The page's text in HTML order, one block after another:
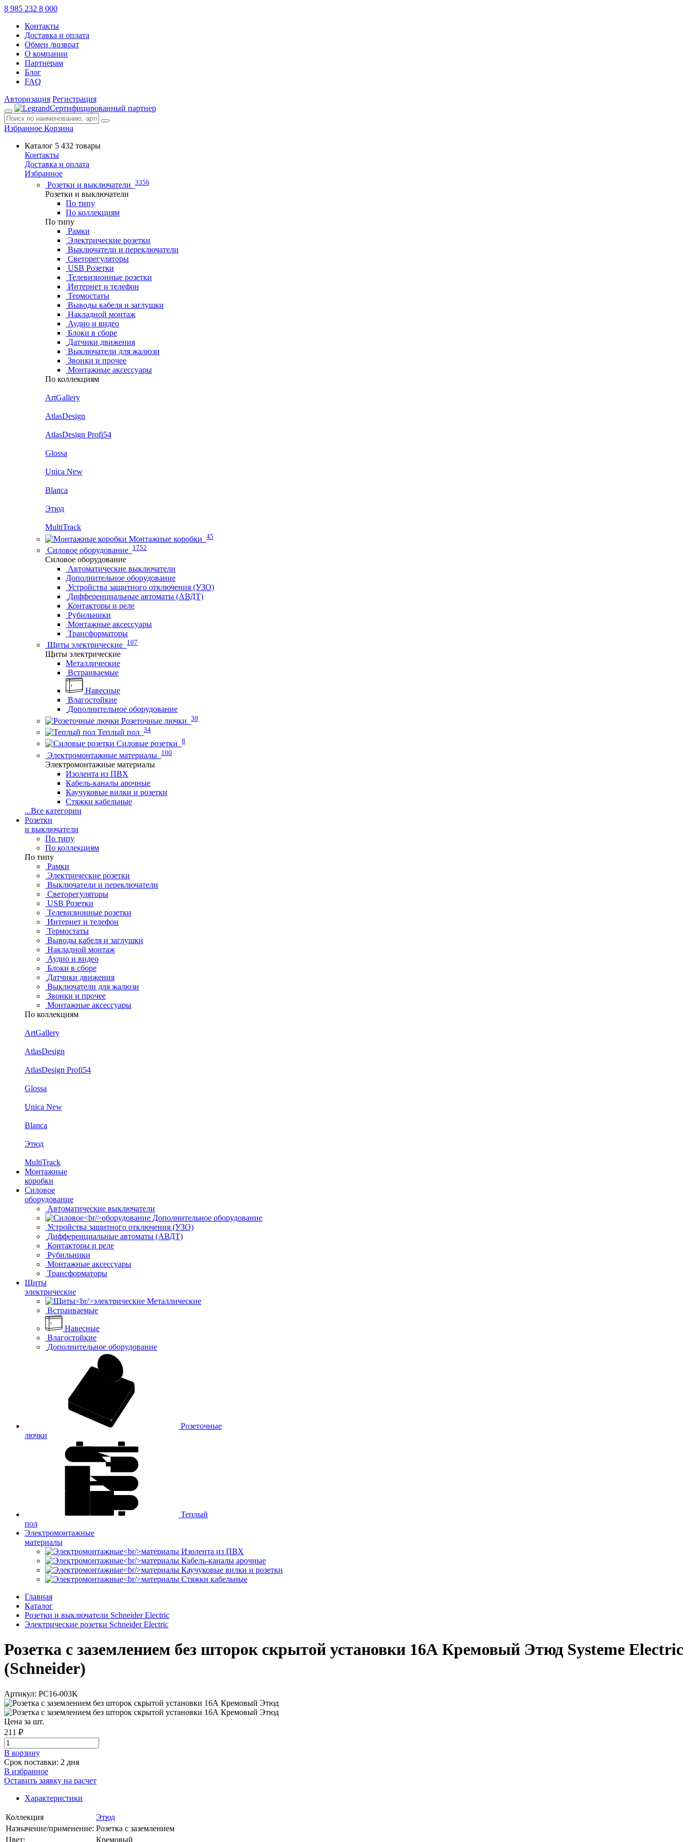
8 985 232 8 000
Контакты
Доставка и оплата
Обмен /возврат
О компании
Партнерам
Блог
FAQ
Авторизация Регистрация
Сертифицированный партнер
Избранное Корзина
Каталог 5 432 товары
Контакты
Доставка и оплата
Избранное
Розетки и выключатели 3356
Розетки и выключатели
По типу
По коллекциям
По типу
Рамки
Электрические розетки
Выключатели и переключатели
Светорегуляторы
USB Розетки
Телевизионные розетки
Интернет и телефон
Термостаты
Выводы кабеля и заглушки
Накладной монтаж
Аудио и видео
Блоки в сборе
Датчики движения
Выключатели для жалюзи
Звонки и прочее
Монтажные аксессуары
По коллекциям
ArtGallery
AtlasDesign
AtlasDesign Profi54
Glossa
Unica New
Blanca
Этюд
MultiTrack
Монтажные коробки 45
Силовое оборудование 1752
Силовое оборудование
Автоматические выключатели
Дополнительное оборудование
Устройства защитного отключения (УЗО)
Дифференциальные автоматы (АВДТ)
Контакторы и реле
Рубильники
Монтажные аксессуары
Трансформаторы
Щиты электрические 107
Щиты электрические
Металлические
Встраиваемые
Навесные
Влагостойкие
Дополнительное оборудование
Розеточные лючки 30
Теплый пол 34
Силовые розетки 8
Электромонтажные материалы 100
Электромонтажные материалы
Изолента из ПВХ
Кабель-каналы арочные
Каучуковые вилки и розетки
Стяжки кабельные
...Все категории
Розетки
и выключатели
По типу
По коллекциям
По типу
Рамки
Электрические розетки
Выключатели и переключатели
Светорегуляторы
USB Розетки
Телевизионные розетки
Интернет и телефон
Термостаты
Выводы кабеля и заглушки
Накладной монтаж
Аудио и видео
Блоки в сборе
Датчики движения
Выключатели для жалюзи
Звонки и прочее
Монтажные аксессуары
По коллекциям
ArtGallery
AtlasDesign
AtlasDesign Profi54
Glossa
Unica New
Blanca
Этюд
MultiTrack
Монтажные
коробки
Силовое
оборудование
Автоматические выключатели
Дополнительное оборудование
Устройства защитного отключения (УЗО)
Дифференциальные автоматы (АВДТ)
Контакторы и реле
Рубильники
Монтажные аксессуары
Трансформаторы
Щиты
электрические
Металлические
Встраиваемые
Навесные
Влагостойкие
Дополнительное оборудование
Розеточные
лючки
Теплый
пол
Электромонтажные
материалы
Изолента из ПВХ
Кабель-каналы арочные
Каучуковые вилки и розетки
Стяжки кабельные
Главная
Каталог
Розетки и выключатели Schneider Electric
Электрические розетки Schneider Electric
Розетка с заземлением без шторок скрытой установки 16А Кремовый Этюд Systeme Electric
(Schneider)
Артикул: PC16-003K
Цена за шт.
211 ₽
В корзинy
Срок поставки: 2 дня
В избранное
Оставить заявку на расчет
Характеристики
Коллекция
Этюд
Назначение/применение: Розетка с заземлением
Цвет:
Кремовый